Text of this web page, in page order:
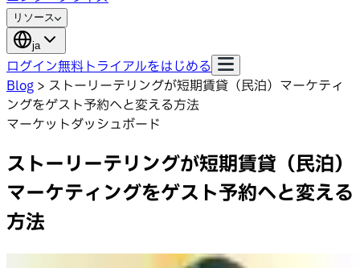
リソース
ja
ログイン無料トライアルをはじめる
Blog > ストーリーテリングが短期賃貸（民泊）マーケティ
ングをゲスト予約へと変える方法
マーケットダッシュボード
ストーリーテリングが短期賃貸（民泊）
マーケティングをゲスト予約へと変える
方法